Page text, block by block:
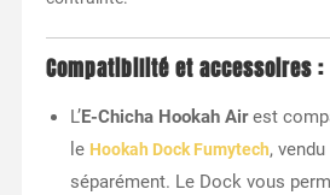
Compatibilité et accessoires :
L’E-Chicha Hookah Airest
le Hookah Dock Fumytech, vendu
séparément. Le Dock vous